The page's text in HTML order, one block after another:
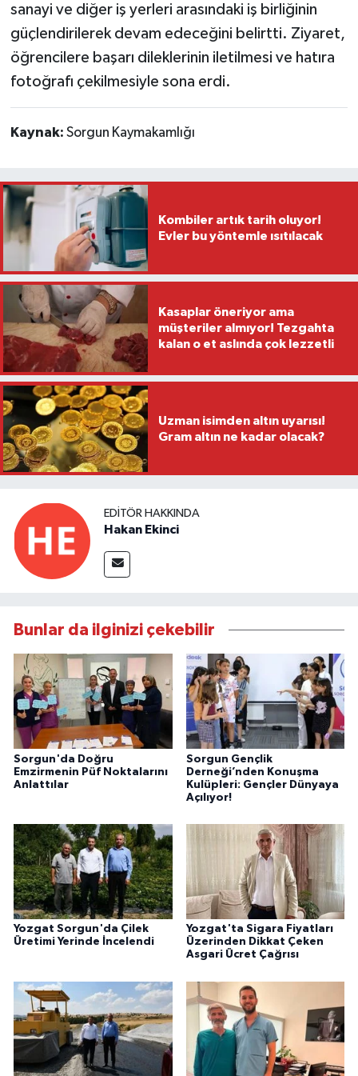
sanayi ve diğer iş yerleri arasındaki iş birliğinin
güçlendirilerek devam edeceğini belirtti. Ziyaret,
öğrencilere başarı dileklerinin iletilmesi ve hatıra
fotoğrafı çekilmesiyle sona erdi.
Kaynak: Sorgun Kaymakamlığı
Kombiler artık tarih oluyor!
Evler bu yöntemle ısıtılacak
Kasaplar öneriyor ama
müşteriler almıyor! Tezgahta
kalan o et aslında çok lezzetli
Uzman isimden altın uyarısı!
Gram altın ne kadar olacak?
EDITÖR HAKKINDA
Hakan Ekinci
Bunlar da ilginizi çekebilir
Sorgun'da Doğru
Emzirmenin Püf Noktalarını
Anlattılar
Sorgun Gençlik
Derneği’nden Konuşma
Kulüpleri: Gençler Dünyaya
Açılıyor!
Yozgat Sorgun'da Çilek
Üretimi Yerinde İncelendi
Yozgat'ta Sigara Fiyatları
Üzerinden Dikkat Çeken
Asgari Ücret Çağrısı